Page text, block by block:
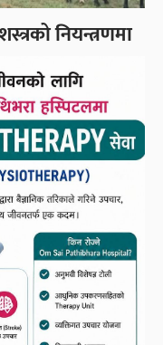
नियन्त्रणमा